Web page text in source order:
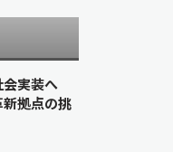
会実装へ
拠点の挑